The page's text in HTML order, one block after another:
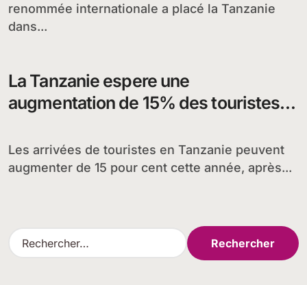
renommée internationale a placé la Tanzanie
dans...
La Tanzanie espere une
augmentation de 15% des touristes
Les arrivées de touristes en Tanzanie peuvent
augmenter de 15 pour cent cette année, après...
R
e